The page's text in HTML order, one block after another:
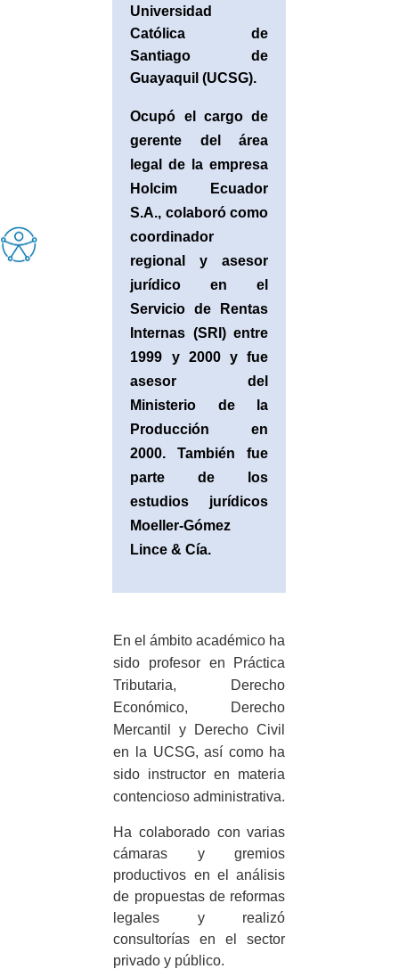
Universidad
Católica de
Santiago de
Guayaquil (UCSG).
Ocupó el cargo de
gerente del área
legal de la empresa
Holcim Ecuador
S.A., colaboró como
coordinador
regional y asesor
jurídico en el
Servicio de Rentas
Internas (SRI) entre
1999 y 2000 y fue
asesor del
Ministerio de la
Producción en
2000. También fue
parte de los
estudios jurídicos
Moeller-Gómez
Lince & Cía.
En el ámbito académico ha
sido profesor en Práctica
Tributaria, Derecho
Económico, Derecho
Mercantil y Derecho Civil
en la UCSG, así como ha
sido instructor en materia
contencioso administrativa.
Ha colaborado con varias
cámaras y gremios
productivos en el análisis
de propuestas de reformas
legales y realizó
consultorías en el sector
privado y público.